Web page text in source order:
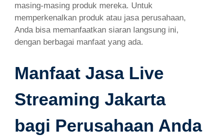
masing-masing produk mereka. Untuk
memperkenalkan produk atau jasa perusahaan,
Anda bisa memanfaatkan siaran langsung ini,
dengan berbagai manfaat yang ada.
Manfaat Jasa Live
Streaming Jakarta
bagi Perusahaan Anda